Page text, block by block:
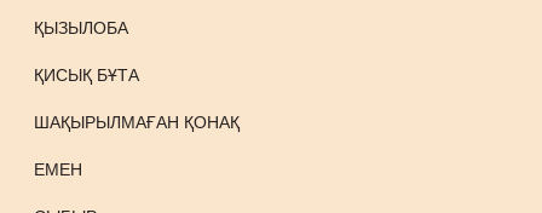
ҚЫЗЫЛОБА
ҚИСЫҚ БҰТА
ШАҚЫРЫЛМАҒАН ҚОНАҚ
ЕМЕН